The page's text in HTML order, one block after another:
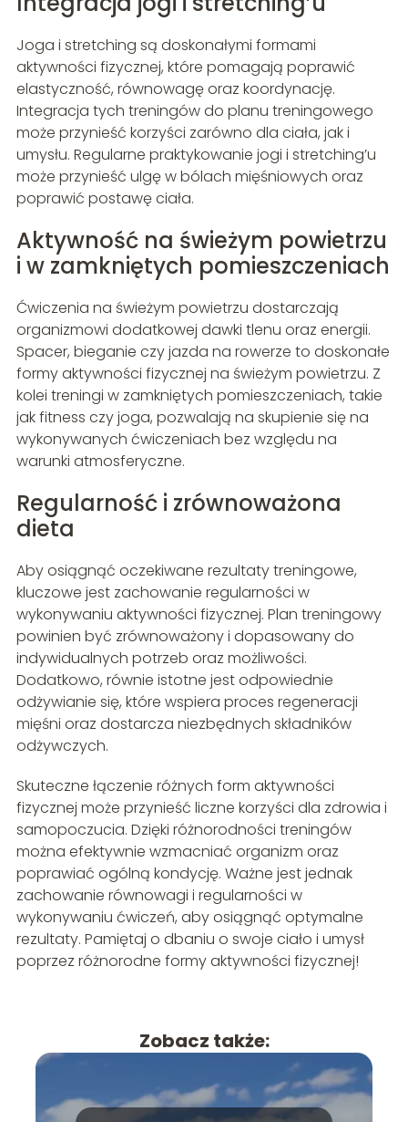
Joga i stretching są doskonałymi formami
aktywności fizycznej, które pomagają poprawić
elastyczność, równowagę oraz koordynację.
Integracja tych treningów do planu treningowego
może przynieść korzyści zarówno dla ciała, jak i
umysłu. Regularne praktykowanie jogi i stretching’u
może przynieść ulgę w bólach mięśniowych oraz
poprawić postawę ciała.
Aktywność na świeżym powietrzu
i w zamkniętych pomieszczeniach
Ćwiczenia na świeżym powietrzu dostarczają
organizmowi dodatkowej dawki tlenu oraz energii.
Spacer, bieganie czy jazda na rowerze to doskonałe
formy aktywności fizycznej na świeżym powietrzu. Z
kolei treningi w zamkniętych pomieszczeniach, takie
jak fitness czy joga, pozwalają na skupienie się na
wykonywanych ćwiczeniach bez względu na
warunki atmosferyczne.
Regularność i zrównoważona
dieta
Aby osiągnąć oczekiwane rezultaty treningowe,
kluczowe jest zachowanie regularności w
wykonywaniu aktywności fizycznej. Plan treningowy
powinien być zrównoważony i dopasowany do
indywidualnych potrzeb oraz możliwości.
Dodatkowo, równie istotne jest odpowiednie
odżywianie się, które wspiera proces regeneracji
mięśni oraz dostarcza niezbędnych składników
odżywczych.
Skuteczne łączenie różnych form aktywności
fizycznej może przynieść liczne korzyści dla zdrowia i
samopoczucia. Dzięki różnorodności treningów
można efektywnie wzmacniać organizm oraz
poprawiać ogólną kondycję. Ważne jest jednak
zachowanie równowagi i regularności w
wykonywaniu ćwiczeń, aby osiągnąć optymalne
rezultaty. Pamiętaj o dbaniu o swoje ciało i umysł
poprzez różnorodne formy aktywności fizycznej!
Zobacz także: